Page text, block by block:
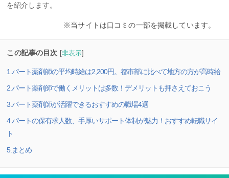
を紹介します。
※当サイトは口コミの一部を掲載しています。
この記事の目次 [非表示]
1.パート薬剤師の平均時給は2,200円。都市部に比べて地方の方が高時給
2.パート薬剤師で働くメリットは多数！デメリットも押さえておこう
3.パート薬剤師が活躍できるおすすめの職場4選
4.パートの保有求人数、手厚いサポート体制が魅力！おすすめ転職サイ
ト
5.まとめ